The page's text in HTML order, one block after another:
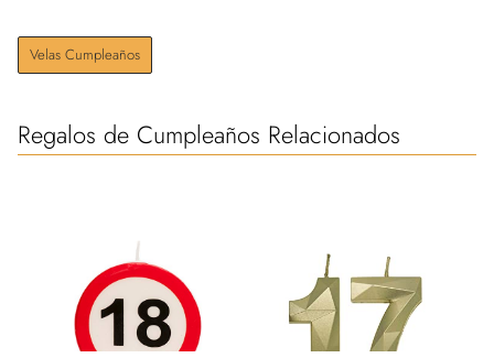
Velas Cumpleaños
Regalos de Cumpleaños Relacionados